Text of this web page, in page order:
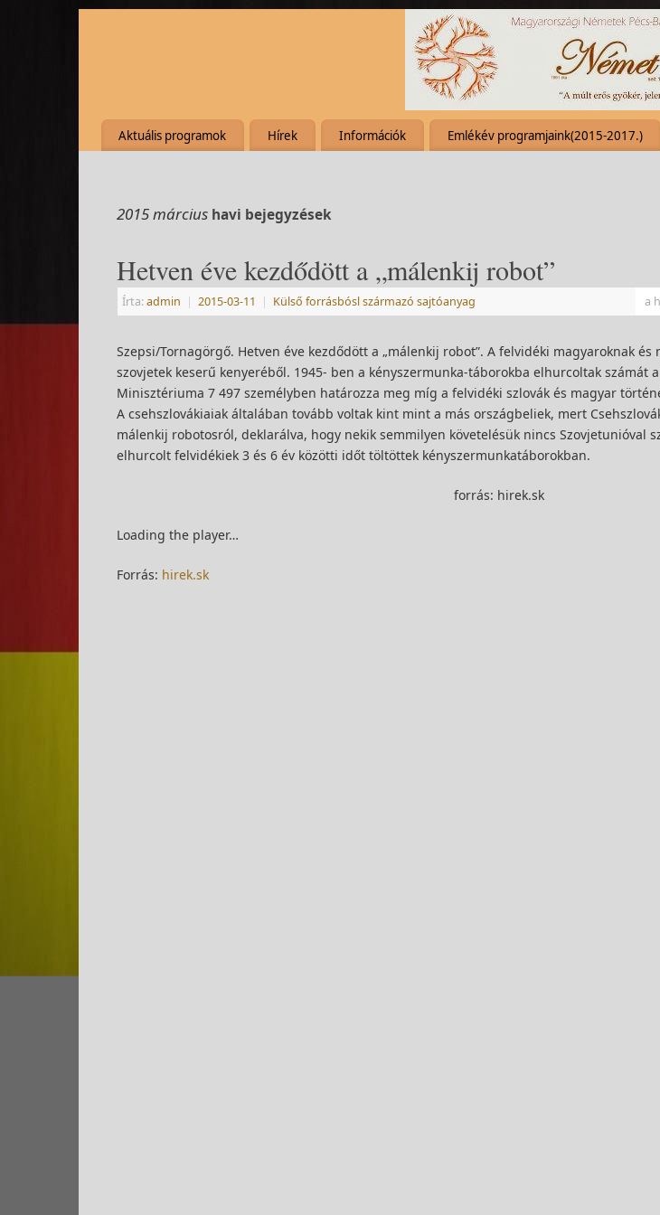
Aktuális programok Hírek Információk Emlékév programjaink(2015-2017.)
2015 március havi bejegyzések
Hetven éve kezdődött a „málenkij robot”
Írta:admin | 2015-03-11 | Külső forrásbósl származó sajtóanyag a
Szepsi/Tornagörgő. Hetven éve kezdődött a „málenkij robot”. A felvidéki magyaroknak
szovjetek keserű kenyeréből. 1945- ben a kényszermunka-táborokba elhurcoltak számát
Minisztériuma 7 497 személyben határozza meg míg a felvidéki szlovák és magyar
A csehszlovákiaiak általában tovább voltak kint mint a más országbeliek, mert
málenkij robotosról, deklarálva, hogy nekik semmilyen követelésük nincs Szovjetunióval
elhurcolt felvidékiek 3 és 6 év közötti időt töltöttek kényszermunkatáborokban.
forrás: hirek.sk
Loading the player…
Forrás: hirek.sk